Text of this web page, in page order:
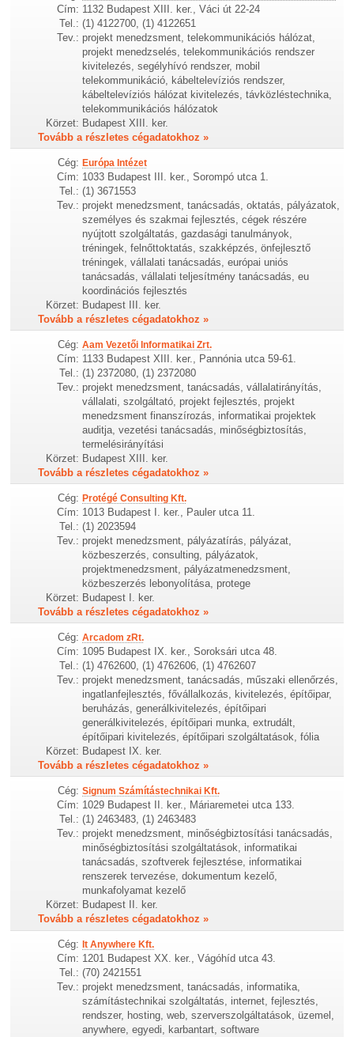
Cím: 1132 Budapest XIII. ker., Váci út 22-24
Tel.: (1) 4122700, (1) 4122651
Tev.: projekt menedzsment, telekommunikációs hálózat,
projekt menedzselés, telekommunikációs rendszer
kivitelezés, segélyhívó rendszer, mobil
telekommunikáció, kábeltelevíziós rendszer,
kábeltelevíziós hálózat kivitelezés, távközléstechnika,
telekommunikációs hálózatok
Körzet: Budapest XIII. ker.
Tovább a részletes cégadatokhoz »
Cég: Európa Intézet
Cím: 1033 Budapest III. ker., Sorompó utca 1.
Tel.: (1) 3671553
Tev.: projekt menedzsment, tanácsadás, oktatás, pályázatok,
személyes és szakmai fejlesztés, cégek részére
nyújtott szolgáltatás, gazdasági tanulmányok,
tréningek, felnőttoktatás, szakképzés, önfejlesztő
tréningek, vállalati tanácsadás, európai uniós
tanácsadás, vállalati teljesítmény tanácsadás, eu
koordinációs fejlesztés
Körzet: Budapest III. ker.
Tovább a részletes cégadatokhoz »
Cég: Aam Vezetői Informatikai Zrt.
Cím: 1133 Budapest XIII. ker., Pannónia utca 59-61.
Tel.: (1) 2372080, (1) 2372080
Tev.: projekt menedzsment, tanácsadás, vállalatirányítás,
vállalati, szolgáltató, projekt fejlesztés, projekt
menedzsment finanszírozás, informatikai projektek
auditja, vezetési tanácsadás, minőségbiztosítás,
termelésirányítási
Körzet: Budapest XIII. ker.
Tovább a részletes cégadatokhoz »
Cég: Protégé Consulting Kft.
Cím: 1013 Budapest I. ker., Pauler utca 11.
Tel.: (1) 2023594
Tev.: projekt menedzsment, pályázatírás, pályázat,
közbeszerzés, consulting, pályázatok,
projektmenedzsment, pályázatmenedzsment,
közbeszerzés lebonyolítása, protege
Körzet: Budapest I. ker.
Tovább a részletes cégadatokhoz »
Cég: Arcadom zRt.
Cím: 1095 Budapest IX. ker., Soroksári utca 48.
Tel.: (1) 4762600, (1) 4762606, (1) 4762607
Tev.: projekt menedzsment, tanácsadás, műszaki ellenőrzés,
ingatlanfejlesztés, fővállalkozás, kivitelezés, építőipar,
beruházás, generálkivitelezés, építőipari
generálkivitelezés, építőipari munka, extrudált,
építőipari kivitelezés, építőipari szolgáltatások, fólia
Körzet: Budapest IX. ker.
Tovább a részletes cégadatokhoz »
Cég: Signum Számítástechnikai Kft.
Cím: 1029 Budapest II. ker., Máriaremetei utca 133.
Tel.: (1) 2463483, (1) 2463483
Tev.: projekt menedzsment, minőségbiztosítási tanácsadás,
minőségbiztosítási szolgáltatások, informatikai
tanácsadás, szoftverek fejlesztése, informatikai
renszerek tervezése, dokumentum kezelő,
munkafolyamat kezelő
Körzet: Budapest II. ker.
Tovább a részletes cégadatokhoz »
Cég: It Anywhere Kft.
Cím: 1201 Budapest XX. ker., Vágóhíd utca 43.
Tel.: (70) 2421551
Tev.: projekt menedzsment, tanácsadás, informatika,
számítástechnikai szolgáltatás, internet, fejlesztés,
rendszer, hosting, web, szerverszolgáltatások, üzemel,
anywhere, egyedi, karbantart, software